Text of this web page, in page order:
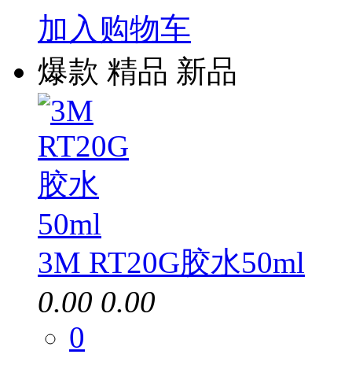
加入购物车
爆款 精品 新品
3M RT20G胶水50ml
0.00 0.00
0